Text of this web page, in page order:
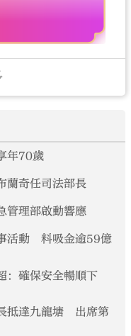
年70歲
蘭奇任司法部長
管理部啟動響應
活動 料吸金逾59億
：確保安全暢順下
抵達九龍塘 出席第